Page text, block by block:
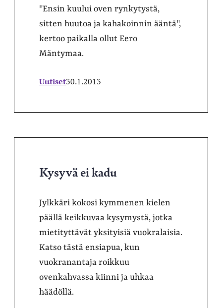
"Ensin kuului oven rynkytystä,
sitten huutoa ja kahakoinnin ääntä",
kertoo paikalla ollut Eero
Mäntymaa.
Uutiset30.1.2013
Kysyvä ei kadu
Jylkkäri kokosi kymmenen kielen
päällä keikkuvaa kysymystä, jotka
mietityttävät yksityisiä vuokralaisia.
Katso tästä ensiapua, kun
vuokranantaja roikkuu
ovenkahvassa kiinni ja uhkaa
häädöllä.